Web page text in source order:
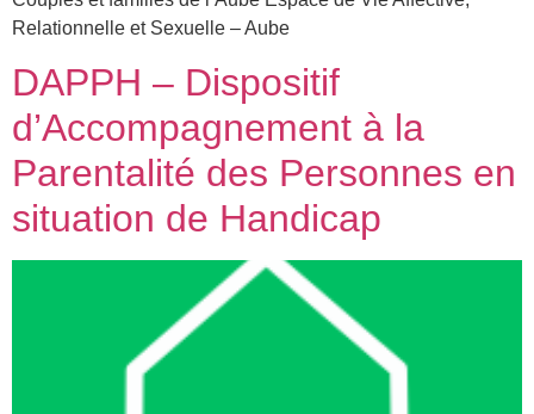
Relationnelle et Sexuelle – Aube
DAPPH – Dispositif
d’Accompagnement à la
Parentalité des Personnes en
situation de Handicap